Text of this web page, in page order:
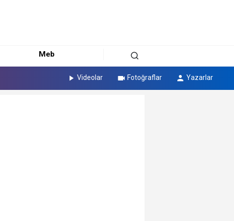
Meb
Videolar Fotoğraflar Yazarlar